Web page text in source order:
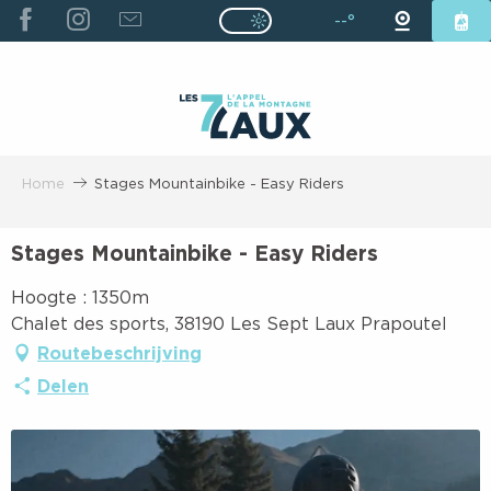
ALLER
AU
Page D’accueil Actuelle Été :
Page D’accueil Actuelle
--°
Home Stages Mountainbike - Easy Riders
Stages Mountainbike - Easy Riders
Hoogte : 1350m
Chalet des sports, 38190 Les Sept Laux Prapoutel
Routebeschrijving
Delen